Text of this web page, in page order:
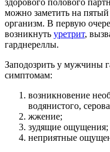
здорового полового
можно заметить на пятый
организм. В первую
возникнуть уретрит,
гарднереллы.
Заподозрить у мужчины
симптомам:
возникновение
водянистого,
жжение;
зудящие ощущения;
неприятные